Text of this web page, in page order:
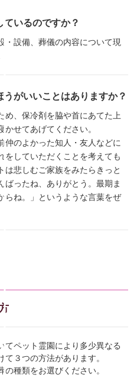
ているのですか？
・設備、葬儀の内容について現
がいいことはありますか？
め、保冷剤を脇や首にあてた上
せてあげてください。
仲のよかった知人・友人などに
をしていただくことを考えても
は悲しむご家族をみたらきっと
ばったね、ありがとう。最期ま
らね。」というような言葉をぜ
てペット霊園により多少異なる
３つの方法があります。
種類をお選びください。